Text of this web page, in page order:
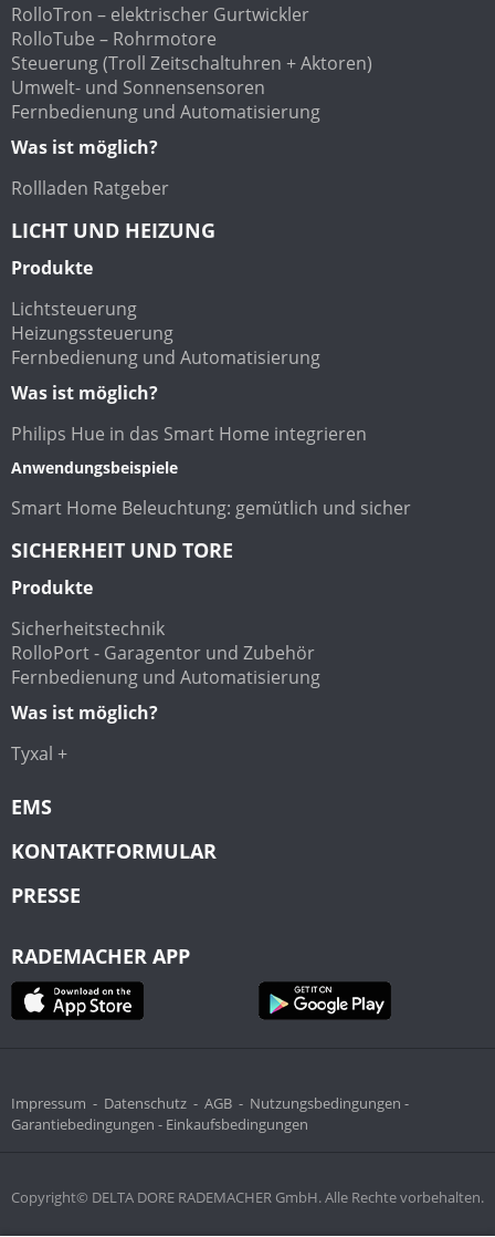
RolloTron – elektrischer Gurtwickler
RolloTube – Rohrmotore
Steuerung (Troll Zeitschaltuhren + Aktoren)
Umwelt- und Sonnensensoren
Fernbedienung und Automatisierung
Was ist möglich?
Rollladen Ratgeber
LICHT UND HEIZUNG
Produkte
Lichtsteuerung
Heizungssteuerung
Fernbedienung und Automatisierung
Was ist möglich?
Philips Hue in das Smart Home integrieren
Anwendungsbeispiele
Smart Home Beleuchtung: gemütlich und sicher
SICHERHEIT UND TORE
Produkte
Sicherheitstechnik
RolloPort - Garagentor und Zubehör
Fernbedienung und Automatisierung
Was ist möglich?
Tyxal +
EMS
KONTAKTFORMULAR
PRESSE
RADEMACHER APP
Copyright© DELTA DORE RADEMACHER GmbH. Alle Rechte vorbehalten.
Impressum - Datenschutz - AGB - Nutzungsbedingungen -
Garantiebedingungen - Einkaufsbedingungen